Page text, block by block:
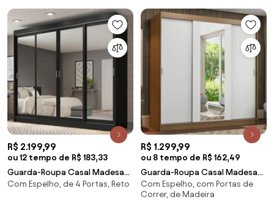
R$ 2.199,99
ou 12 tempo de R$ 183,33
Guarda-Roupa Casal Madesa
Austin 4 Portas de Correr de
Com Espelho, de 4 Portas, Reto
R$ 1.299,99
ou 8 tempo de R$ 162,49
Guarda-Roupa Casal Madesa
Reno 3 Portas de Correr com
Espelho Rustic/Branco
Com Espelho, com Portas de
Correr, de Madeira